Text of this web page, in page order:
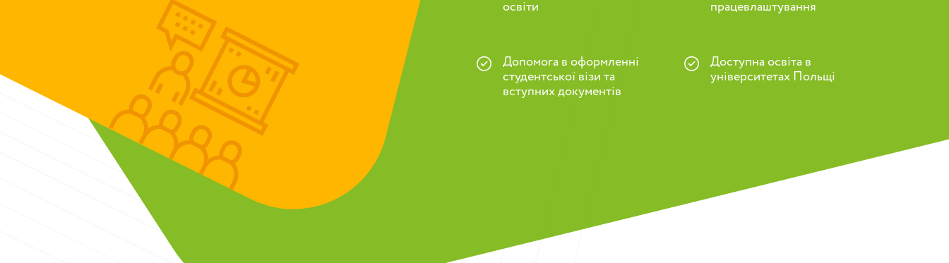
освіти
працевлаштування
Допомога в оформленні
студентської візи та
вступних документів
Доступна освіта в
університетах Польщі